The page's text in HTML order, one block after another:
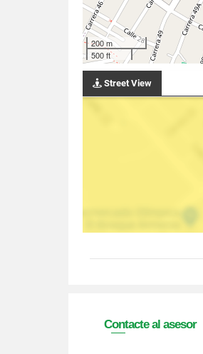
200 m
500 ft
Street View
Contacte al asesor